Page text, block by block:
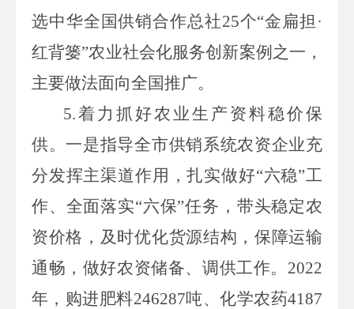
选中华全国供销合作总社25个“金扁担·
红背篓”农业社会化服务创新案例之一，
主要做法面向全国推广。
5.着力抓好农业生产资料稳价保
供。一是指导全市供销系统农资企业充
分发挥主渠道作用，扎实做好“六稳”工
作、全面落实“六保”任务，带头稳定农
资价格，及时优化货源结构，保障运输
通畅，做好农资储备、调供工作。 2022
年，购进肥料246287吨、化学农药4187